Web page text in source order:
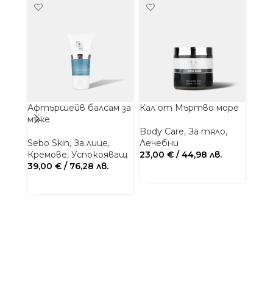
Афтършейв балсам за
мъже
Sebo Skin, За лице,
Кремове, Успокояващ
39,00 € / 76,28 лв.
SOLD
Кал от Мъртво море
Body Care, За тяло,
Лечебни
23,00 € / 44,98 лв.